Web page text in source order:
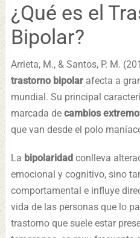
¿Qué es el
Bipolar?
Arrieta, M., & Santos, P. M.
trastorno bipolar afecta a
mundial. Su principal
marcada de cambios
que van desde el polo
La bipolaridadconlleva
emocional y cognitivo, sino
comportamental e influye
vida de las personas que lo
trastorno que suele estar